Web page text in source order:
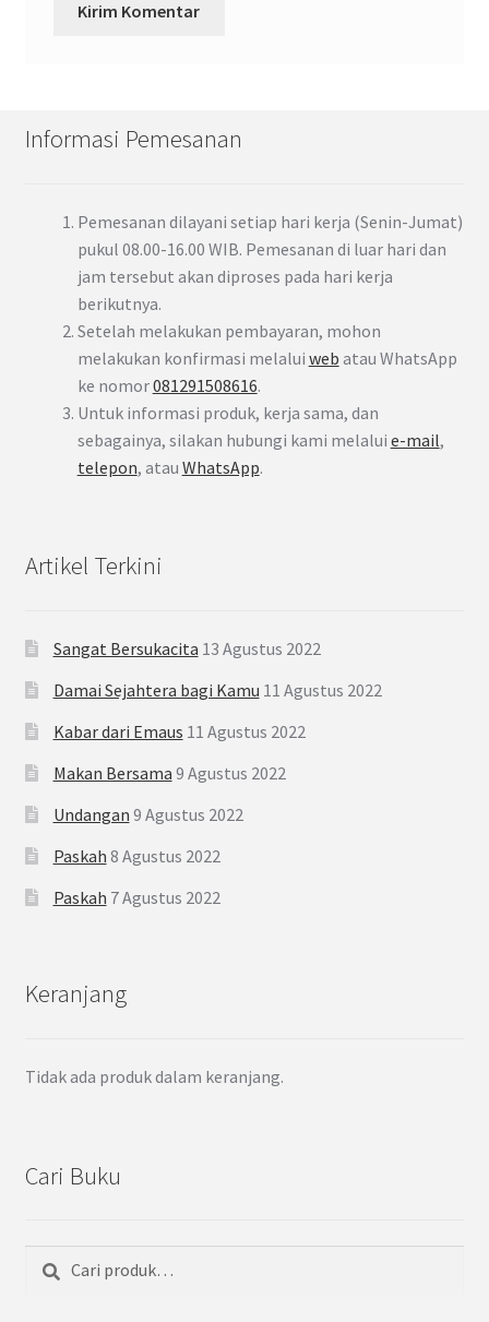
Informasi Pemesanan
Pemesanan dilayani setiap hari kerja (Senin-Jumat)
pukul 08.00-16.00 WIB. Pemesanan di luar hari dan
jam tersebut akan diproses pada hari kerja
berikutnya.
Setelah melakukan pembayaran, mohon
melakukan konfirmasi melalui web atau WhatsApp
ke nomor081291508616.
Untuk informasi produk, kerja sama, dan
sebagainya, silakan hubungi kami melalui e-mail,
telepon, atau WhatsApp.
Artikel Terkini
Sangat Bersukacita 13 Agustus 2022
Damai Sejahtera bagi Kamu 11 Agustus 2022
Kabar dari Emaus 11 Agustus 2022
Makan Bersama 9 Agustus 2022
Undangan 9 Agustus 2022
Paskah 8 Agustus 2022
Paskah 7 Agustus 2022
Keranjang
Tidak ada produk dalam keranjang.
Cari Buku
Pencarian